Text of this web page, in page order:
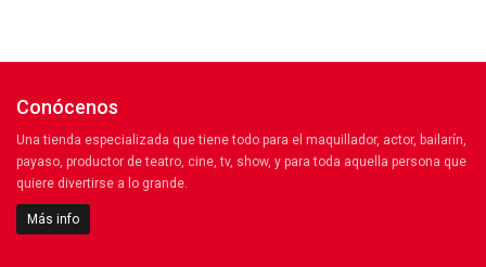
Conócenos
Una tienda especializada que tiene todo para el maquillador, actor, bailarín,
payaso, productor de teatro, cine, tv, show, y para toda aquella persona que
quiere divertirse a lo grande.
Más info